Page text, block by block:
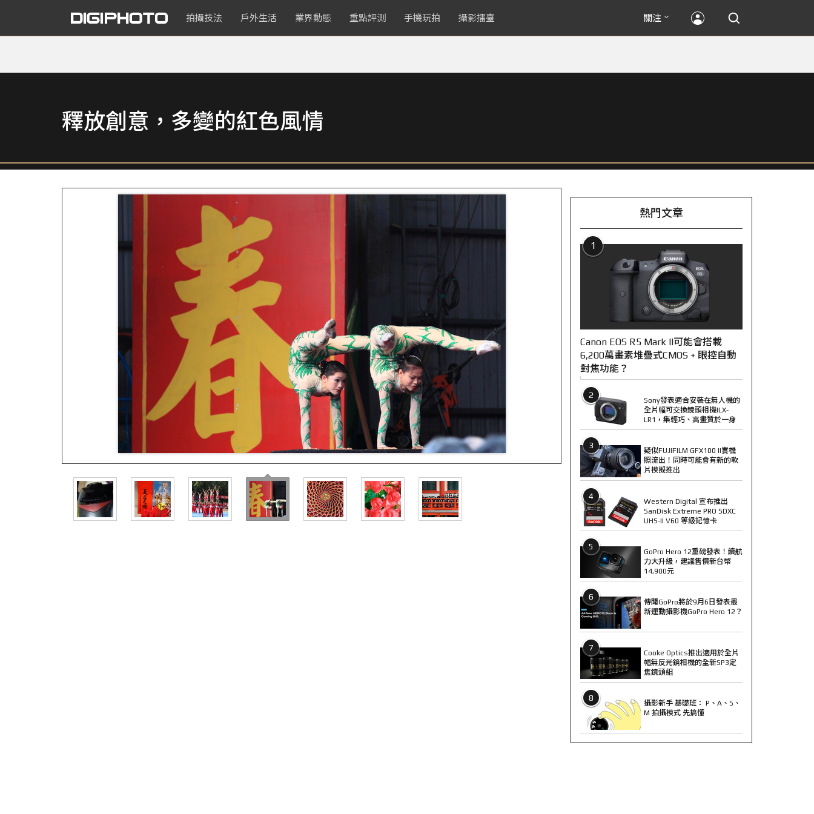
拍攝技法 戶外生活 業界動態 重點評測 手機玩拍 攝影擂臺 關注
釋放創意，多變的紅色風情
熱門文章
1
Canon EOS R5 Mark II可能會搭載
6,200萬畫素堆疊式CMOS + 眼控自動
對焦功能？
2
Sony發表適合安裝在無人機的
全片幅可交換鏡頭相機ILX-
LR1，集輕巧、高畫質於一身
3
疑似FUJIFILM GFX100 II實機
照流出！同時可能會有新的軟
片模擬推出
4
Western Digital 宣布推出
SanDisk Extreme PRO SDXC
UHS-II V60 等級記憶卡
5
GoPro Hero 12重磅發表！續航
力大升級，建議售價新台幣
14,900元
6
傳聞GoPro將於9月6日發表最
新運動攝影機GoPro Hero 12？
7
Cooke Optics推出適用於全片
幅無反光鏡相機的全新SP3定
焦鏡頭組
8
攝影新手 基礎班： P、A、S、
M 拍攝模式 先搞懂